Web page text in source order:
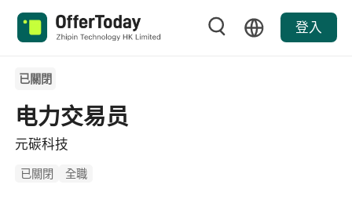
登入
已關閉
电力交易员
元碳科技
已關閉 全職